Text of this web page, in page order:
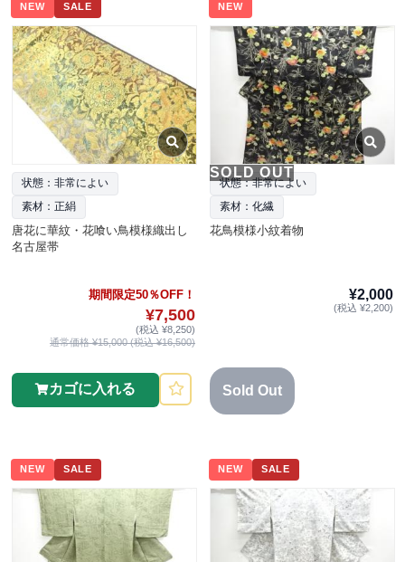
NEW SALE
状態：非常によい
素材：正絹
唐花に華紋・花喰い鳥模様織出し
名古屋帯
期間限定50％OFF！
¥7,500
(税込 ¥8,250)
通常価格 ¥15,000 (税込 ¥16,500)
カゴに入れる
NEW
SOLD OUT
状態：非常によい
素材：化繊
花鳥模様小紋着物
¥2,000
(税込 ¥2,200)
Sold Out
NEW SALE NEW SALE